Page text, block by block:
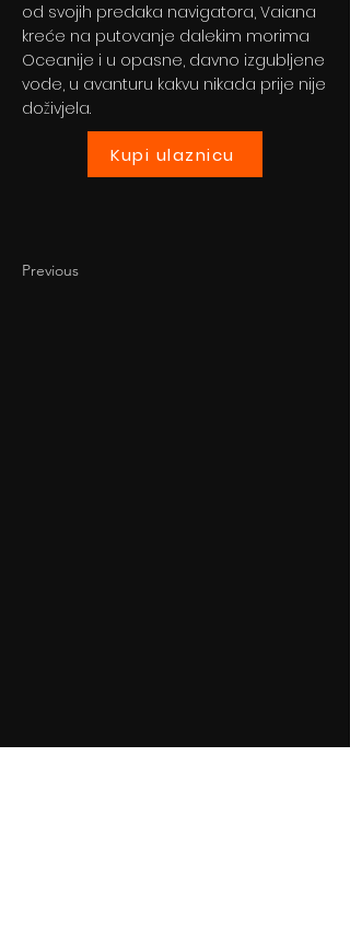
od svojih predaka navigatora, Vaiana
kreće na putovanje dalekim morima
Oceanije i u opasne, davno izgubljene
vode, u avanturu kakvu nikada prije nije
doživjela.
Kupi ulaznicu
Previous